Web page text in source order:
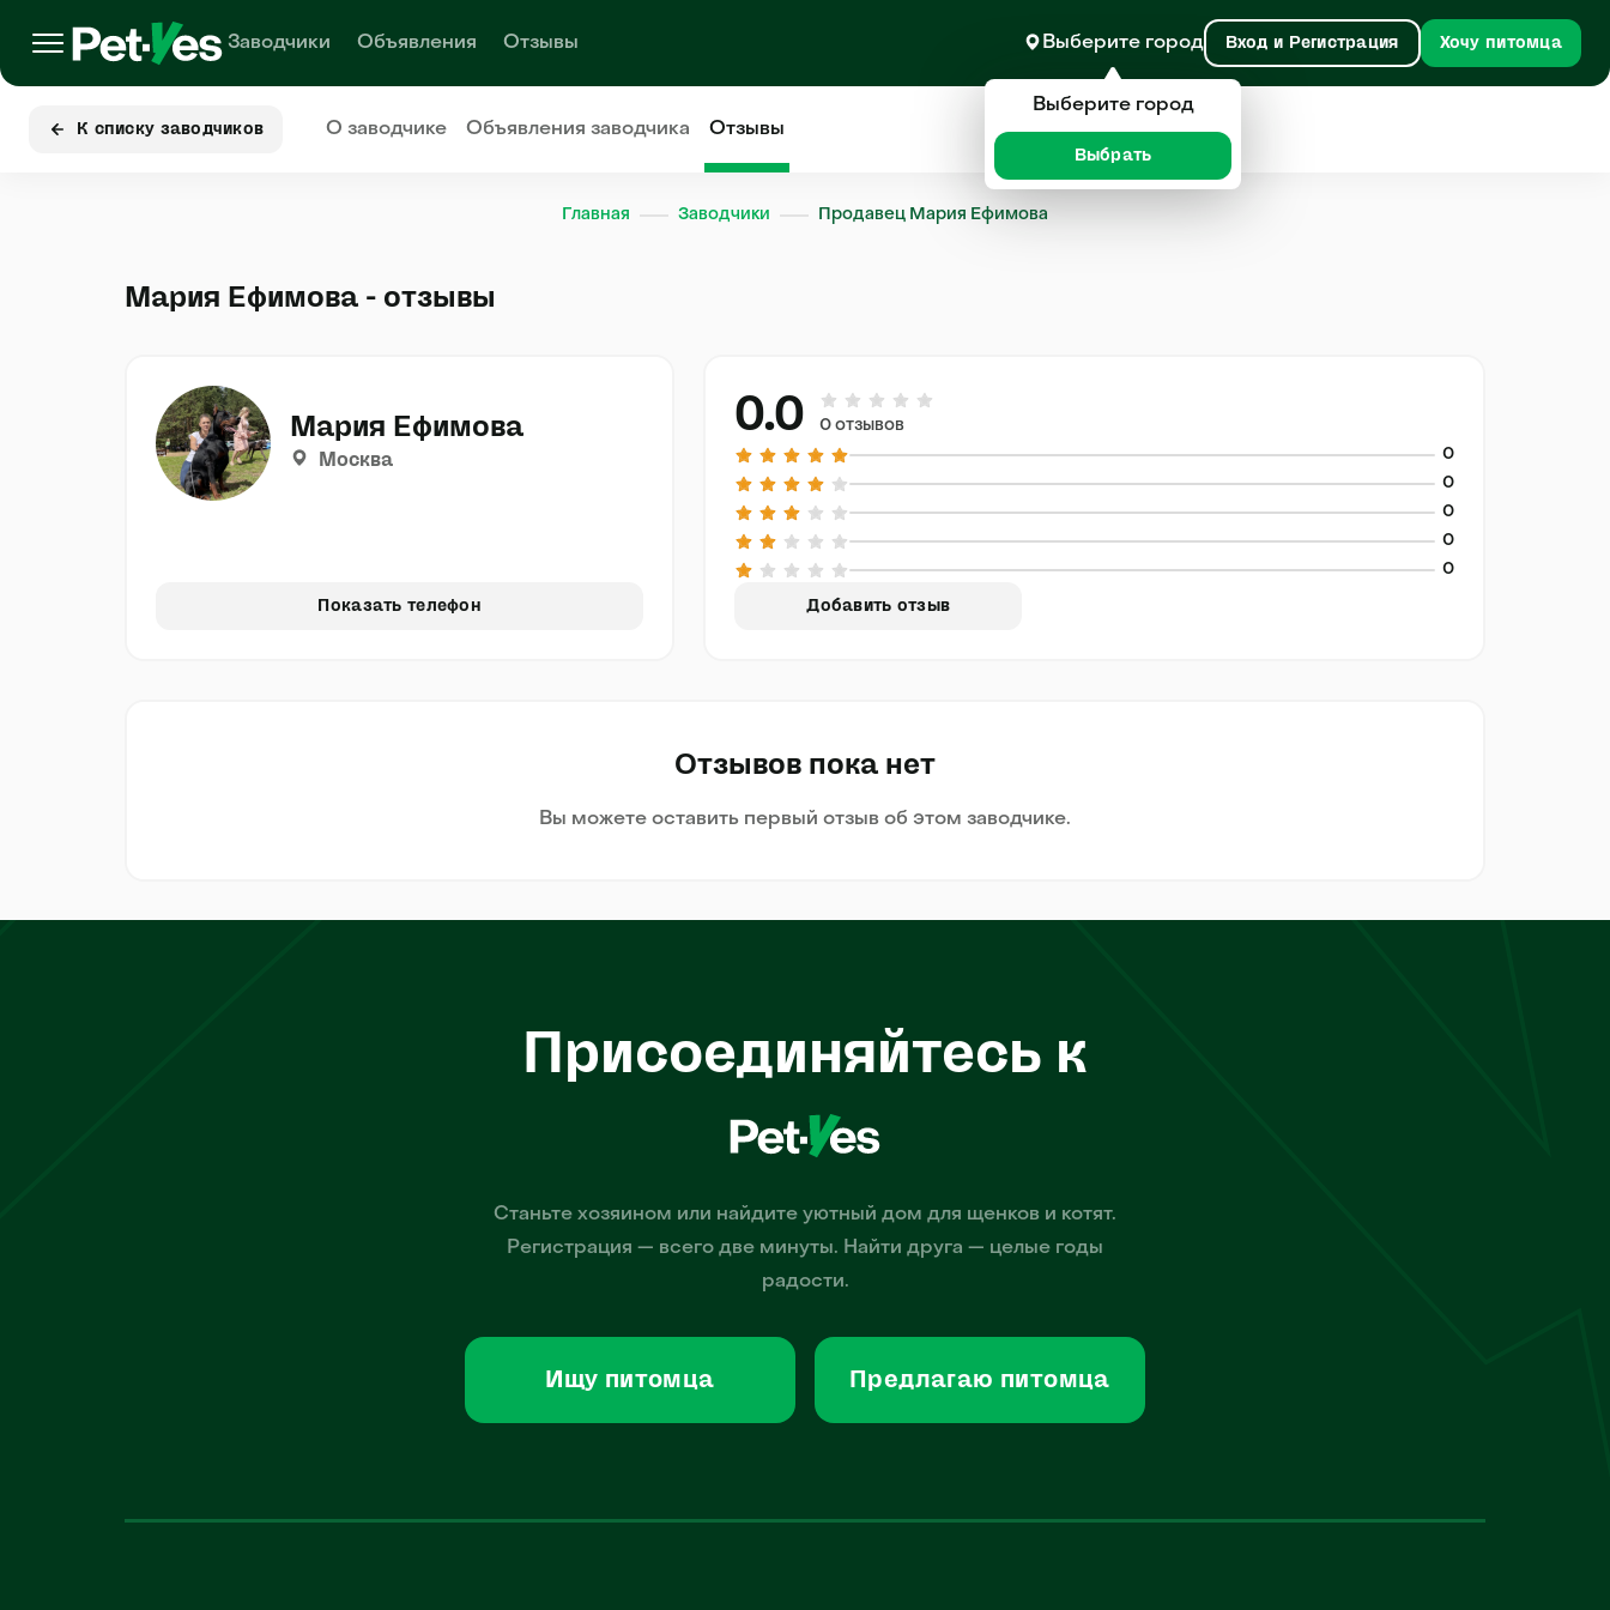
Заводчики Объявления Отзывы Выберите город Вход и Регистрация Хочу питомца
К списку заводчиков О заводчике Объявлениязаводчика Отзывы
Главная Заводчики Продавец Мария Ефимова
Мария Ефимова - отзывы
Мария Ефимова
Москва
Показать телефон
0.0
0 отзывов
0
0
0
0
0
Добавить отзыв
Отзывов пока нет
Вы можете оставить первый отзыв об этом заводчике.
Присоединяйтесь к
Станьте хозяином или найдите уютный дом для щенков и котят.
Регистрация — всего две минуты. Найти друга — целые годы
радости.
Ищу питомца Предлагаю питомца
Выберите город
Выбрать